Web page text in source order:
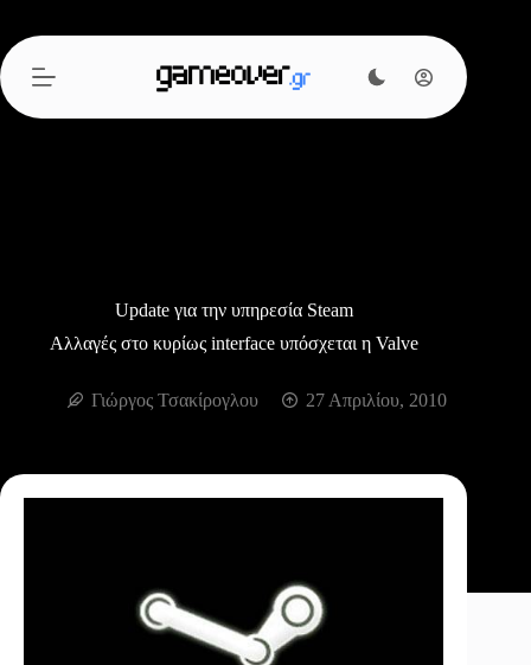
περιεχόμενο
Update για την υπηρεσία Steam
Αλλαγές στο κυρίως interface υπόσχεται η Valve
Γιώργος Τσακίρογλου 27 Απριλίου, 2010